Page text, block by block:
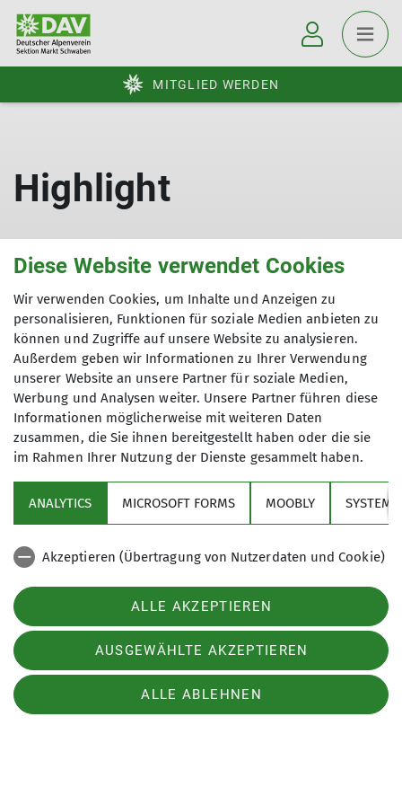
MITGLIED WERDEN
Highlight
Über den Verein
Aktivitäten
Sägmühlenweg 45
Telefon +4981219891680
Datenschutz-Einstellungen
Datenschutz
Impressum
Barrierefreiheitserklärung
Diese Website verwendet Cookies
Wir verwenden Cookies, um Inhalte und Anzeigen zu
personalisieren, Funktionen für soziale Medien anbieten zu
können und Zugriffe auf unsere Website zu analysieren.
Außerdem geben wir Informationen zu Ihrer Verwendung
unserer Website an unsere Partner für soziale Medien,
Werbung und Analysen weiter. Unsere Partner führen diese
Informationen möglicherweise mit weiteren Daten
zusammen, die Sie ihnen bereitgestellt haben oder die sie
im Rahmen Ihrer Nutzung der Dienste gesammelt haben.
ANALYTICS MICROSOFT FORMS MOOBLY SYSTEM
Akzeptieren (Übertragung von Nutzerdaten und Cookie)
Cookie Beschreibung
Verwendete Cookies
ALLE AKZEPTIEREN
AUSGEWÄHLTE AKZEPTIEREN
ALLE ABLEHNEN